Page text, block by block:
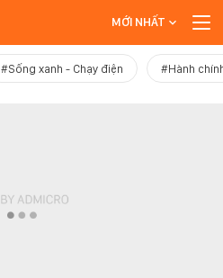
MỚI NHẤT
#Sống xanh - Chạy điện #Hành